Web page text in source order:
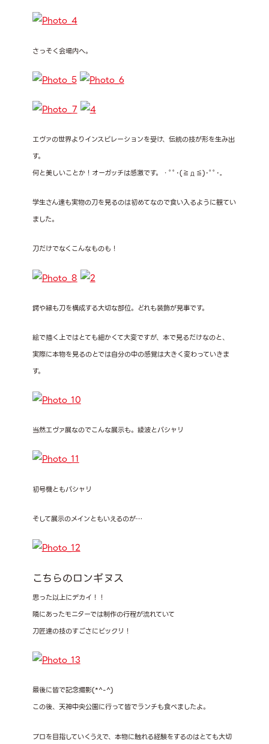
さっそく会場内へ。
エヴァの世界よりインスピレーションを受け、伝統の技が形を生み出
す。
何と美しいことか！オーガッチは感激です。・ﾟﾟ･(≧д≦)･ﾟﾟ･｡
学生さん達も実物の刀を見るのは初めてなので食い入るように観てい
ました。
刀だけでなくこんなものも！
鍔や縁も刀を構成する大切な部位。どれも装飾が見事です。
絵で描く上ではとても細かくて大変ですが、本で見るだけなのと、
実際に本物を見るのとでは自分の中の感覚は大きく変わっていきま
す。
当然エヴァ展なのでこんな展示も。綾波とパシャリ
初号機ともパシャリ
そして展示のメインともいえるのが…
こちらのロンギヌス
思った以上にデカイ！！
隣にあったモニターでは制作の行程が流れていて
刀匠達の技のすごさにビックリ！
最後に皆で記念撮影(*^-^)
この後、天神中央公園に行って皆でランチも食べましたよ。
プロを目指していくうえで、本物に触れる経験をするのはとても大切